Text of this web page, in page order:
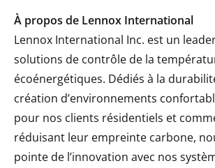
À propos de Lennox International
Lennox International Inc. est un
solutions de contrôle de la
écoénergétiques. Dédiés à la
création d’environnements
pour nos clients résidentiels et
réduisant leur empreinte carbone,
pointe de l’innovation avec nos